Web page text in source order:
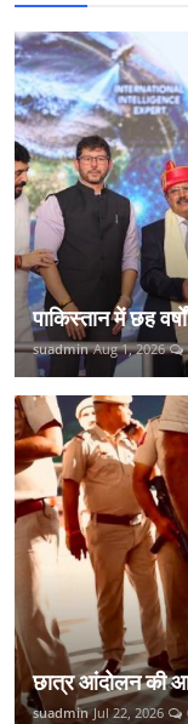
पाकिस्तान में छह
suadmin Aug 1, 2026
छात्र आंदोलन की
suadmin Jul 22, 2026